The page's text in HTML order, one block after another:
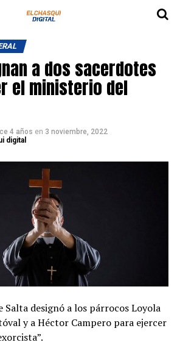
a dos sacerdotes
el ministerio del
4 años en 3 noviembre, 2022
digital
Salta designó a los párrocos Loyola
y a Héctor Campero para ejercer